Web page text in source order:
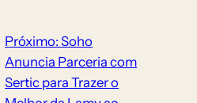
Próximo:Soho
Anuncia Parceria com
Sertic para Trazer o